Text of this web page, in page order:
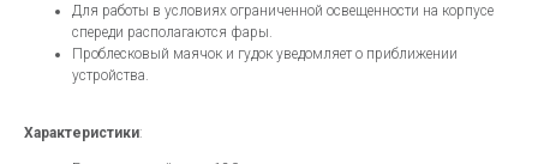
Для работы в условиях ограниченной освещенности на корпусе
спереди располагаются фары.
Проблесковый маячок и гудок уведомляет о приближении
устройства.
Характеристики: